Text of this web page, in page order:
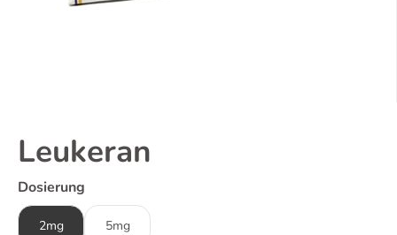
Leukeran
Dosierung
2mg 5mg